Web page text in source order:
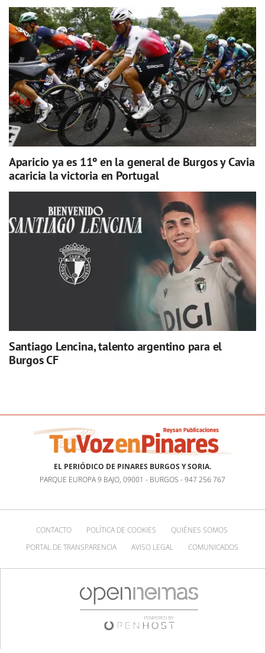
Aparicio ya es 11º en la general de Burgos y Cavia
acaricia la victoria en Portugal
Santiago Lencina, talento argentino para el
Burgos CF
EL PERIÓDICO DE PINARES BURGOS Y SORIA.
PARQUE EUROPA 9 BAJO, 09001 - BURGOS - 947 256 767
CONTACTO POLÍTICA DE COOKIES
QUIÉNES SOMOS
PORTAL DE TRANSPARENCIA
AVISO LEGAL COMUNICADOS